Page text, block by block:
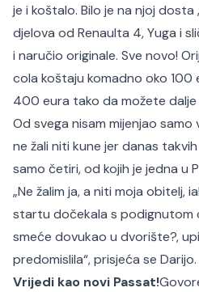
je i koštalo. Bilo je na njoj dosta
djelova od Renaulta 4, Yuga i
i naručio originale. Sve novo!
cola koštaju komadno oko
400 eura tako da možete
Od svega nisam mijenjao samo
ne žali niti kune jer danas
samo četiri, od kojih je jedna u
„Ne žalim ja, a niti moja obitelj,
startu dočekala s podignutom
smeće dovukao u dvorište?,
predomislila“, prisjeća se Darijo.
Vrijedi kao novi Passat!